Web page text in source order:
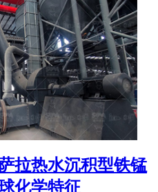
拉热水沉积型铁锰
化学特征